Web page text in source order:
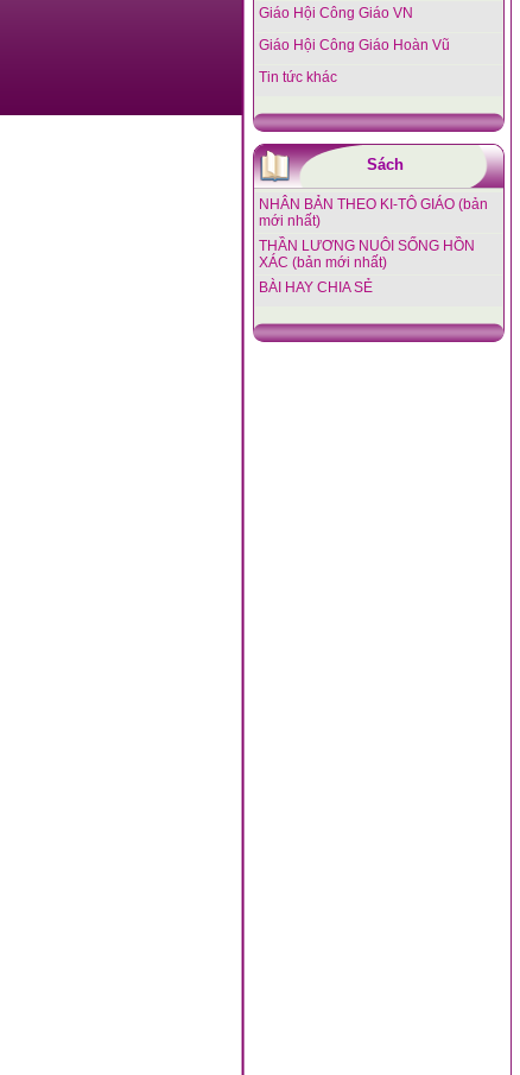
Giáo Hội Công Giáo VN
Giáo Hội Công Giáo Hoàn Vũ
Tin tức khác
Sách
NHÂN BẢN THEO KI-TÔ GIÁO (bản
mới nhất)
THẦN LƯƠNG NUÔI SỐNG HỒN
XÁC (bản mới nhất)
BÀI HAY CHIA SẺ